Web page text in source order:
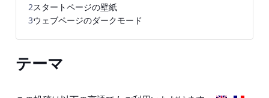
テーマ
2スタートページの壁紙
3ウェブページのダークモード